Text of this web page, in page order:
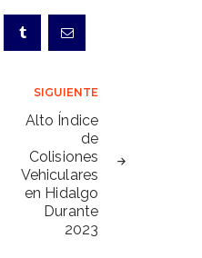
SIGUIENTE
Alto Índice
de
Colisiones
Vehiculares
en Hidalgo
Durante
2023